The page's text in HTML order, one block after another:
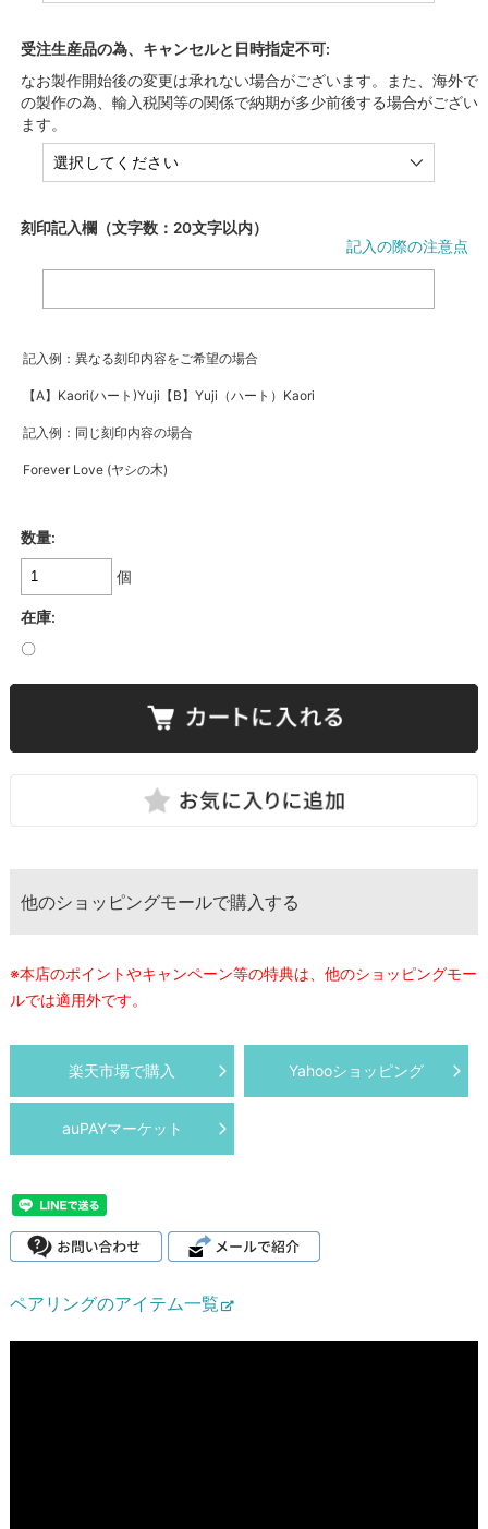
受注生産品の為、キャンセルと日時指定不可:
なお製作開始後の変更は承れない場合がございます。また、海外で
の製作の為、輸入税関等の関係で納期が多少前後する場合がござい
ます。
刻印記入欄（文字数：20文字以内）
記入の際の注意点
記入例：異なる刻印内容をご希望の場合
【A】Kaori(ハート)Yuji【B】Yuji（ハート）Kaori
記入例：同じ刻印内容の場合
Forever Love (ヤシの木)
数量:
個
在庫:
〇
他のショッピングモールで購入する
※本店のポイントやキャンペーン等の特典は、他のショッピングモー
ルでは適用外です。
楽天市場で購入 Yahooショッピング
auPAYマーケット
ペアリングのアイテム一覧